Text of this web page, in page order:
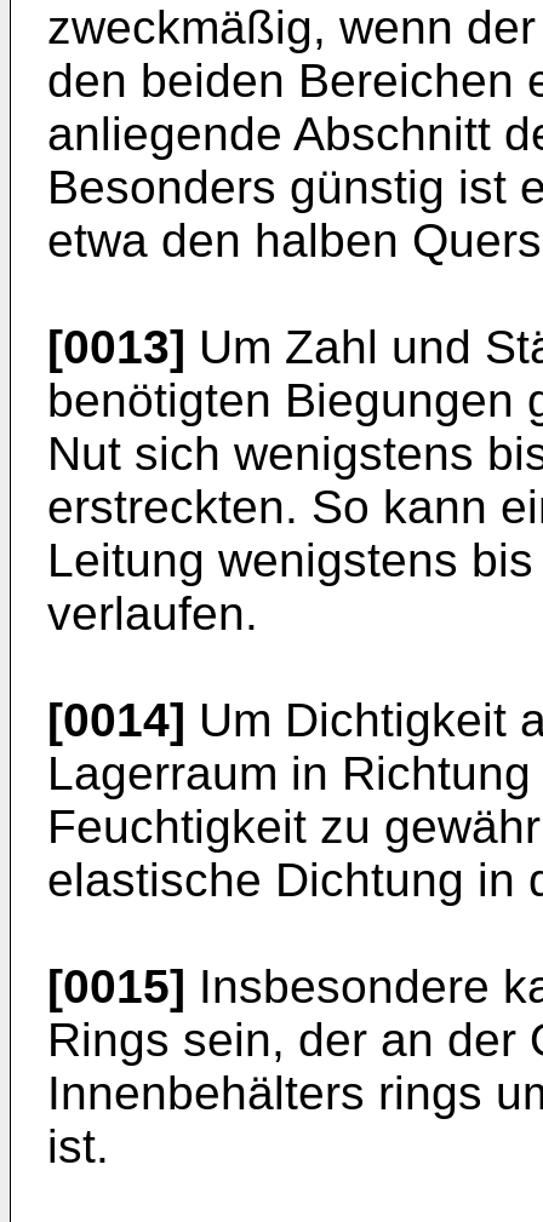
zweckmäßig, wenn
den beiden Bereichen
anliegende Abschnitt
Besonders günstig ist
etwa den halben
[0013] Um Zahl und
benötigten Biegungen
Nut sich wenigstens
erstreckten. So kann
Leitung wenigstens
verlaufen.
[0014] Um Dichtigkeit
Lagerraum in
Feuchtigkeit zu
elastische Dichtung in
[0015] Insbesondere
Rings sein, der an der
Innenbehälters rings
ist.